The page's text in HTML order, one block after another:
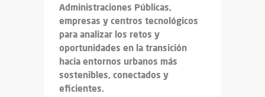
Administraciones Públicas,
empresas y centros tecnológicos
para analizar los retos y
oportunidades en la transición
hacia entornos urbanos más
sostenibles, conectados y
eficientes.